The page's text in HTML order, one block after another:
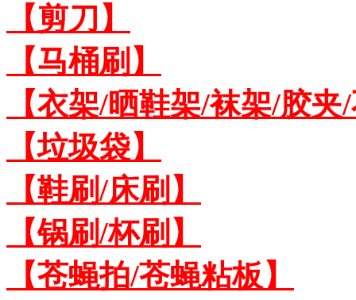
【剪刀】
【马桶刷】
【衣架/晒鞋架/袜架/胶
【垃圾袋】
【鞋刷/床刷】
【锅刷/杯刷】
【苍蝇拍/苍蝇粘板】